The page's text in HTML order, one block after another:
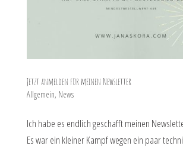
Jetzt anmelden für meinen Newsletter
Allgemein, News
Ich habe es endlich geschafft meinen
Es war ein kleiner Kampf wegen ein paar